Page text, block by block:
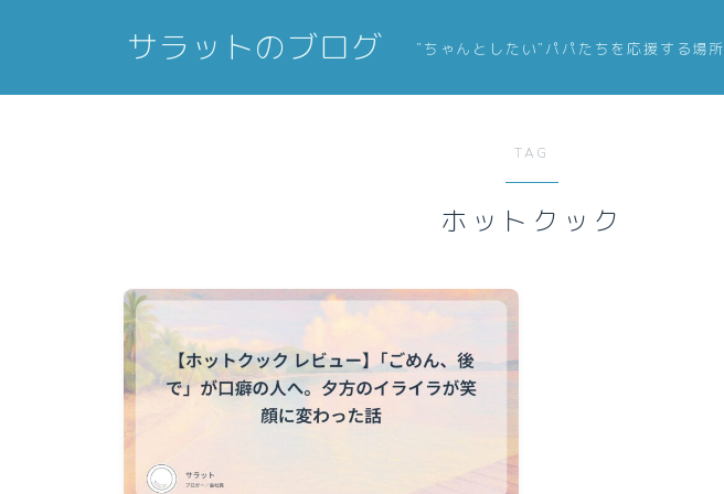
サラットのブログ ”ちゃんとしたい”パパたちを応援する場所
TAG
ホットクック